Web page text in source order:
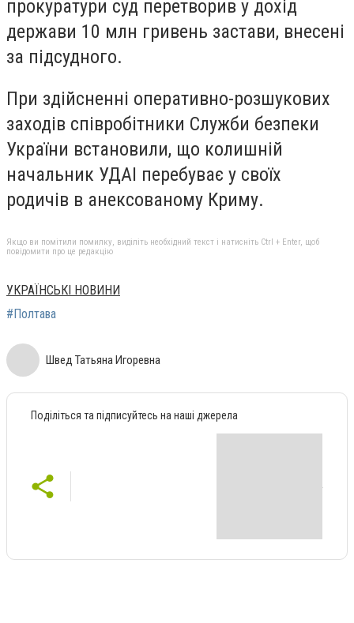
прокуратури суд перетворив у дохід
держави 10 млн гривень застави, внесені
за підсудного.
При здійсненні оперативно-розшукових
заходів співробітники Служби безпеки
України встановили, що колишній
начальник УДАІ перебуває у своїх
родичів в анексованому Криму.
Якщо ви помітили помилку, виділіть необхідний текст і натисніть Ctrl + Enter, щоб
повідомити про це редакцію
УКРАЇНСЬКІ НОВИНИ
#Полтава
Швед Татьяна Игоревна
Поділіться та підписуйтесь на наші джерела